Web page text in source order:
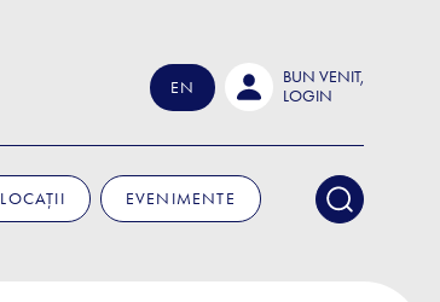
EN
BUN VENIT,
LOGIN
LOCAȚII EVENIMENTE